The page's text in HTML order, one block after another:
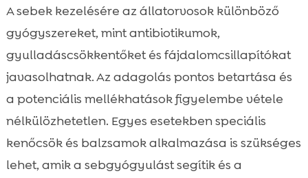
A sebek kezelésére az állatorvosok különböző
gyógyszereket, mint antibiotikumok,
gyulladáscsökkentőket és fájdalomcsillapítókat
javasolhatnak. Az adagolás pontos betartása és
a potenciális mellékhatások figyelembe vétele
nélkülözhetetlen. Egyes esetekben speciális
kenőcsök és balzsamok alkalmazása is szükséges
lehet, amik a sebgyógyulást segítik és a